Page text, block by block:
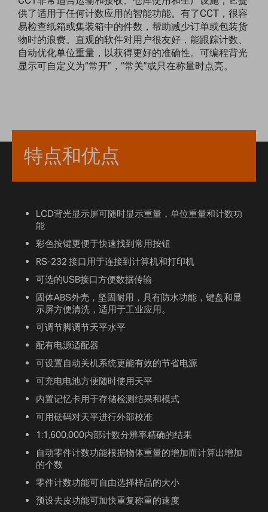
供了适用于任何计数应用的智能功能。有了CCT，很容
易检查纸箱或集装箱中的件数，帮助减少订单或包装货
物时的浪费。直观的软件对用户很友好，能跟踪计数、
自动优化单位重量，以获得更好的准确性。可编程背光
显示可自定义为“常开”，“常关”或只在称量时点亮。
特点和优点
LCD背光显示屏可随时显示重量，单位重量和计数功
能
彩色按键更便于快速找到常用按钮
RS-232 接口用于连接到计算机和打印机
可选的USB接口方便数据传输
固体ABS外壳，坚固耐用，具有防水功能，键盘和显
示屏方便清洗，适用于工业应用。
可调节脚调节天平水平
配有电源适配器
可设置自动关机系统更能有效的节省电源
可充电电池方便随时使用天平
内置记忆卡用于存储检测结果和模式
可用砝码对天平进行外部校准
1:1,600,000内部计数分辨率精确的结果
自动零件计数功能根据物体重量的增加而计算出增加
的个数
零件计数功能可自由选择样品的大小
预设去皮功能可加快重复称重的速度